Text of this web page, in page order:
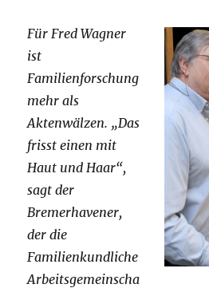
Für Fred Wagner
ist
Familienforschung
mehr als
Aktenwälzen. „Das
frisst einen mit
Haut und Haar“,
sagt der
Bremerhavener,
der die
Familienkundliche
Arbeitsgemeinscha